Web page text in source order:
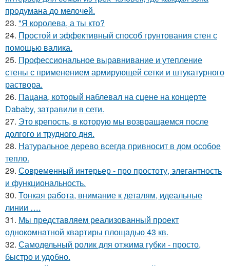
продумана до мелочей.
23. "Я королева, а ты кто?
24. Простой и эффективный способ грунтования стен с
помощью валика.
25. Профессиональное выравнивание и утепление
стены с применением армирующей сетки и штукатурного
раствора.
26. Пацана, который наблевал на сцене на концерте
Dababy, затравили в сети.
27. Это крепость, в которую мы возвращаемся после
долгого и трудного дня.
28. Натуральное дерево всегда привносит в дом особое
тепло.
29. Современный интерьер - про простоту, элегантность
и функциональность.
30. Тонкая работа, внимание к деталям, идеальные
линии ….
31. Мы представляем реализованный проект
однокомнатной квартиры площадью 43 кв.
32. Самодельный ролик для отжима губки - просто,
быстро и удобно.